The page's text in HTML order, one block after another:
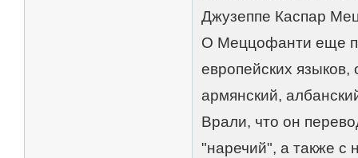
Джузеппе Каспар
О Меццофанти еще
европейских языков,
армянский,
Врали, что он
"наречий", а также с